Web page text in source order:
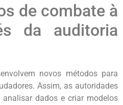
de combate à
da auditoria
novos métodos para
Assim, as autoridades
dados e criar modelos